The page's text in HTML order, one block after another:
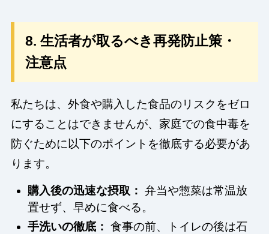
8. 生活者が取るべき再発防止策・
注意点
私たちは、外食や購入した食品のリスクをゼロ
にすることはできませんが、家庭での食中毒を
防ぐために以下のポイントを徹底する必要があ
ります。
購入後の迅速な摂取： 弁当や惣菜は常温放
置せず、早めに食べる。
手洗いの徹底： 食事の前、トイレの後は石